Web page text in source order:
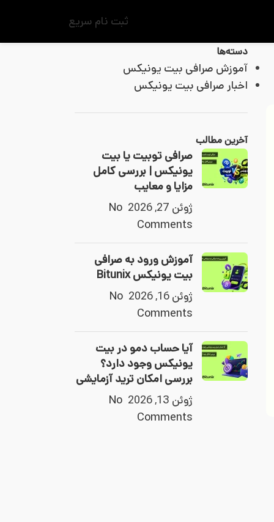
ثبت نام سریع
دسته‌ها
آموزش صرافی بیت یونیکس
اخبار صرافی بیت یونیکس
آخرین مطالب
صرافی توبیت یا بیت
یونیکس | بررسی کامل
مزایا و معایب
ژوئن 27, 2026
No
Comments
آموزش ورود به صرافی
بیت یونیکس Bitunix
ژوئن 16, 2026
No
Comments
آیا حساب دمو در بیت
یونیکس وجود دارد؟
بررسی امکان ترید آزمایشی
ژوئن 13, 2026
No
Comments